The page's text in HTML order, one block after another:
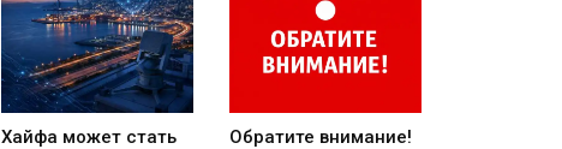
Хайфа может стать
Обратите внимание!